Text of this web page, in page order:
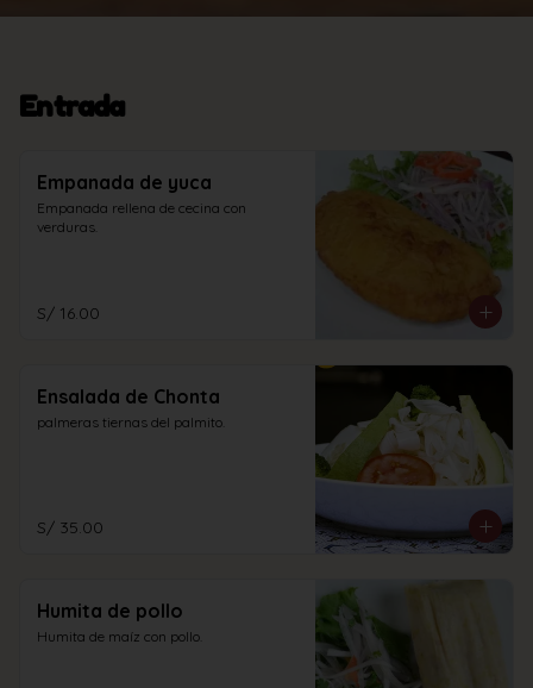
Entrada
Empanada de yuca
Empanada rellena de cecina con
verduras.
S/ 16.00
Ensalada de Chonta
palmeras tiernas del palmito.
S/ 35.00
Humita de pollo
Humita de maíz con pollo.